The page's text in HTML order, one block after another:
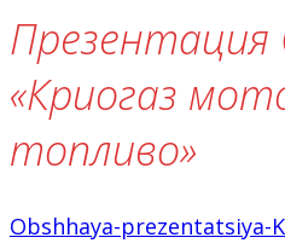
«Криогаз
топливо»
Obshhaya-prezentatsiya-